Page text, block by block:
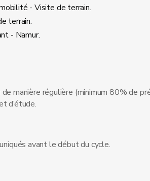
- Visite de terrain.
terrain.
- Namur.
manière régulière (minimum 80% de
d’étude.
avant le début du cycle.